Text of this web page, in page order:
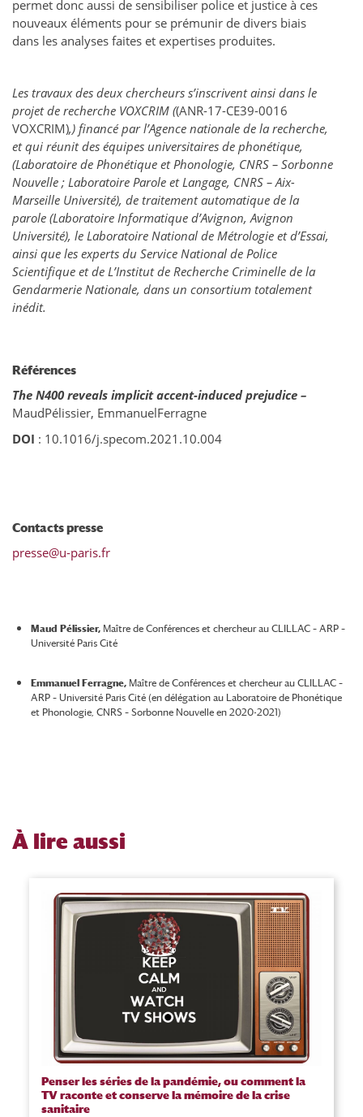
permet donc aussi de sensibiliser police et justice à ces
nouveaux éléments pour se prémunir de divers biais
dans les analyses faites et expertises produites.
Les travaux des deux chercheurs s’inscrivent ainsi dans le
projet de recherche VOXCRIM ((ANR-17-CE39-0016
VOXCRIM),) financé par l’Agence nationale de la recherche,
et qui réunit des équipes universitaires de phonétique,
(Laboratoire de Phonétique et Phonologie, CNRS – Sorbonne
Nouvelle ; Laboratoire Parole et Langage, CNRS – Aix-
Marseille Université), de traitement automatique de la
parole (Laboratoire Informatique d’Avignon, Avignon
Université), le Laboratoire National de Métrologie et d’Essai,
ainsi que les experts du Service National de Police
Scientifique et de L’Institut de Recherche Criminelle de la
Gendarmerie Nationale, dans un consortium totalement
inédit.
Références
The N400 reveals implicit accent-induced prejudice –
MaudPélissier, EmmanuelFerragne
DOI : 10.1016/j.specom.2021.10.004
Contacts presse
presse@u-paris.fr
Maud Pélissier, Maître de Conférences et chercheur au CLILLAC – ARP –
Université Paris Cité
Emmanuel Ferragne, Maître de Conférences et chercheur au CLILLAC –
ARP – Université Paris Cité (en délégation au Laboratoire de Phonétique
et Phonologie, CNRS – Sorbonne Nouvelle en 2020-2021)
À lire aussi
Penser les séries de la pandémie, ou comment la
TV raconte et conserve la mémoire de la crise
sanitaire